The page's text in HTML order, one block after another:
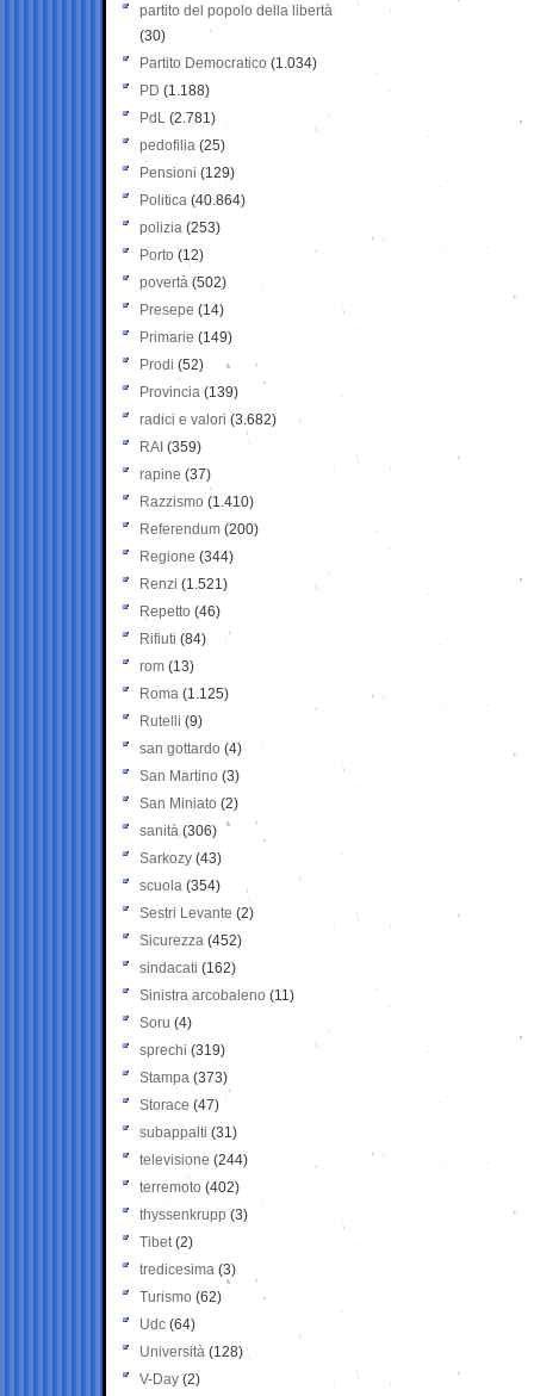
partito del popolo della libertà
(30)
Partito Democratico (1.034)
PD (1.188)
PdL (2.781)
pedofilia (25)
Pensioni (129)
Politica (40.864)
polizia (253)
Porto (12)
povertà (502)
Presepe (14)
Primarie (149)
Prodi (52)
Provincia (139)
radici e valori (3.682)
RAI (359)
rapine (37)
Razzismo (1.410)
Referendum (200)
Regione (344)
Renzi (1.521)
Repetto (46)
Rifiuti (84)
rom (13)
Roma (1.125)
Rutelli (9)
san gottardo (4)
San Martino (3)
San Miniato (2)
sanità (306)
Sarkozy (43)
scuola (354)
Sestri Levante (2)
Sicurezza (452)
sindacati (162)
Sinistra arcobaleno (11)
Soru (4)
sprechi (319)
Stampa (373)
Storace (47)
subappalti (31)
televisione(244)
terremoto (402)
thyssenkrupp (3)
Tibet(2)
tredicesima (3)
Turismo (62)
Udc (64)
Università (128)
V-Day (2)